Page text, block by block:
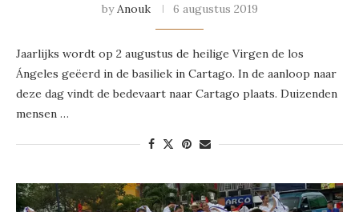
byAnouk 6 augustus 2019
Jaarlijks wordt op 2 augustus de heilige Virgen de los
Ángeles geëerd in de basiliek in Cartago. In de aanloop naar
deze dag vindt de bedevaart naar Cartago plaats. Duizenden
mensen …